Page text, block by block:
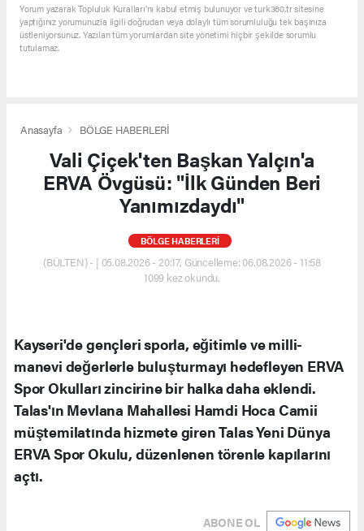
Yorum yazarak Topluluk Kuralları’nı kabul etmiş bulunuyor ve turk360.tr sitesine
yaptığınız yorumunuzla ilgili doğrudan veya dolaylı tüm sorumluluğu tek başınıza
üstleniyorsunuz. Yazılan tüm yorumlardan site yönetimi hiçbir şekilde sorumlu
tutulamaz.
Anasayfa BÖLGE HABERLERİ
Vali Çiçek'ten Başkan Yalçın'a
ERVA Övgüsü: "İlk Günden Beri
Yanımızdaydı"
BÖLGE HABERLERİ
(BÜLTEN) - | 05.08.2026 - 20:17, Güncelleme: 06.08.2026 - 11:58
1099 kez okundu.
Kayseri'de gençleri sporla, eğitimle ve milli-
manevi değerlerle buluşturmayı hedefleyen ERVA
Spor Okulları zincirine bir halka daha eklendi.
Talas'ın Mevlana Mahallesi Hamdi Hoca Camii
müştemilatında hizmete giren Talas Yeni Dünya
ERVA Spor Okulu, düzenlenen törenle kapılarını
açtı.
ABONE OL